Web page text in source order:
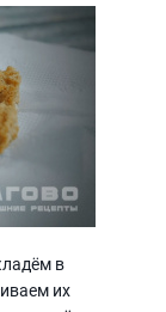
в
их